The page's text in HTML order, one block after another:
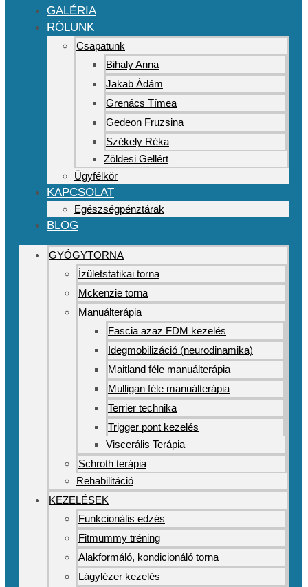
GALÉRIA
RÓLUNK
Csapatunk
Bihaly Anna
Jakab Ádám
Grenács Tímea
Gedeon Fruzsina
Székely Réka
Zöldesi Gellért
Ügyfélkör
KAPCSOLAT
Egészségpénztárak
BLOG
GYÓGYTORNA
Ízületstatikai torna
Mckenzie torna
Manuálterápia
Fascia azaz FDM kezelés
Idegmobilizáció (neurodinamika)
Maitland féle manuálterápia
Mulligan féle manuálterápia
Terrier technika
Trigger pont kezelés
Viscerális Terápia
Schroth terápia
Rehabilitáció
KEZELÉSEK
Funkcionális edzés
Fitmummy tréning
Alakformáló, kondicionáló torna
Lágylézer kezelés